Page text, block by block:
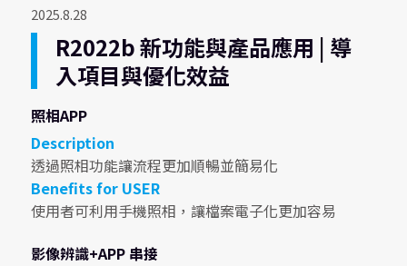
2025.8.28
R2022b 新功能與產品應用 | 導
入項目與優化效益
照相APP
Description
透過照相功能讓流程更加順暢並簡易化
Benefits for USER
使用者可利用手機照相，讓檔案電子化更加容易
影像辨識+APP 串接